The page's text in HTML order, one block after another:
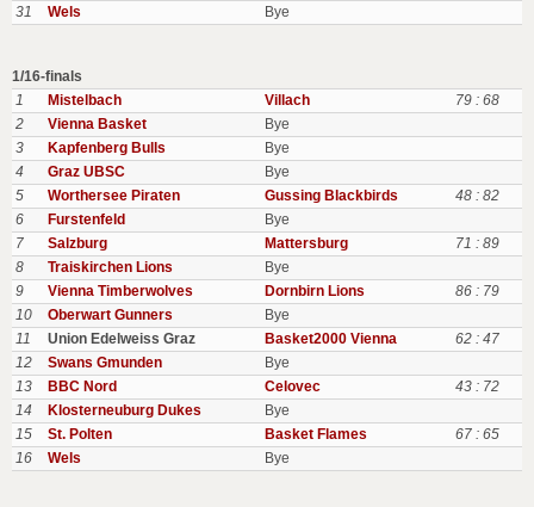
31
Wels Bye
1/16-finals
1
Mistelbach Villach
79 : 68
2
Vienna Basket
Bye
3
Kapfenberg Bulls
Bye
4
Graz UBSC
Bye
5
Worthersee Piraten Gussing Blackbirds
48 : 82
6
Furstenfeld
Bye
7
Salzburg Mattersburg
71 : 89
8
Traiskirchen Lions
Bye
9
Vienna Timberwolves Dornbirn Lions
86 : 79
10
Oberwart Gunners
Bye
11
Union Edelweiss Graz Basket2000 Vienna
62 : 47
12
Swans Gmunden
Bye
13
BBC Nord Celovec
43 : 72
14
Klosterneuburg Dukes
Bye
15
St. Polten Basket Flames
67 : 65
16
Wels Bye